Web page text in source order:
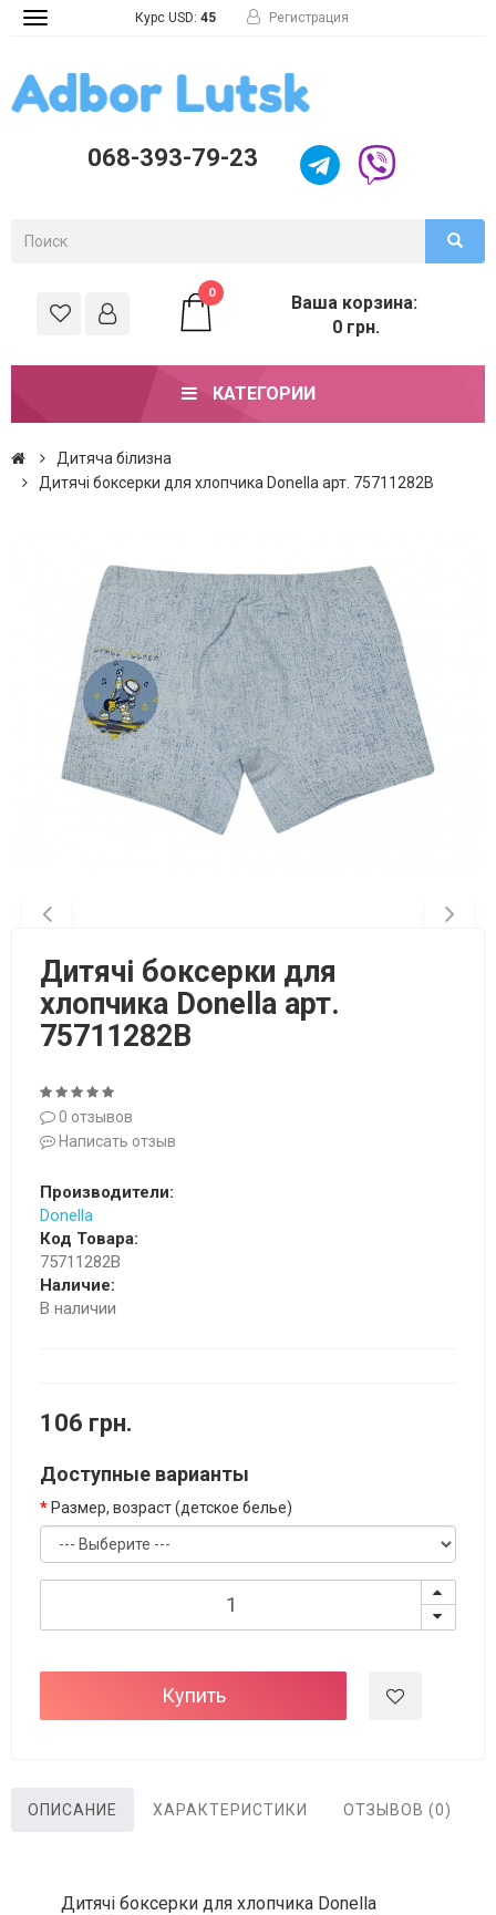
Toggle
Курс USD: 45 Регистрация
068-393-79-23
0
Ваша корзина:
0 грн.
КАТЕГОРИИ
Дитяча білизна
Дитячі боксерки для хлопчика Donella арт. 75711282B
Дитячі боксерки для
хлопчика Donella арт.
75711282B
0 отзывов
Написать отзыв
Производители:
Donella
Код Товара:
75711282B
Наличие:
В наличии
106 грн.
Доступные варианты
Размер, возраст (детское белье)
Купить
ОПИСАНИЕ ХАРАКТЕРИСТИКИ ОТЗЫВОВ (0)
Дитячі боксерки для хлопчика Donella